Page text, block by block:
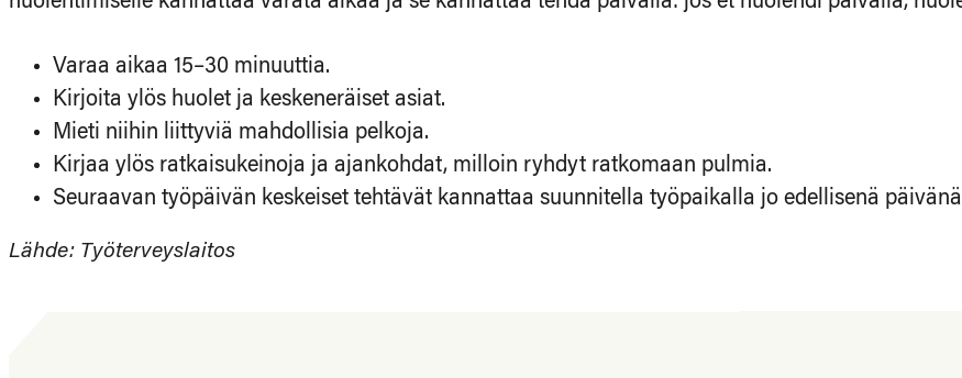
Varaa aikaa 15–30 minuuttia.
Kirjoita ylös huolet ja keskeneräiset asiat.
Mieti niihin liittyviä mahdollisia pelkoja.
Kirjaa ylös ratkaisukeinoja ja ajankohdat, milloin ryhdyt ratkomaan pulmia.
Seuraavan työpäivän keskeiset tehtävät kannattaa suunnitella työpaikalla jo edellisenä
Lähde: Työterveyslaitos